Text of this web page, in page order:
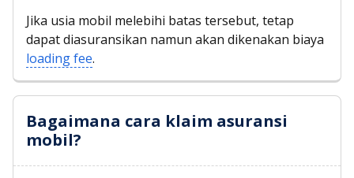
Jika usia mobil melebihi batas tersebut, tetap
dapat diasuransikan namun akan dikenakan biaya
loading fee.
Bagaimana cara klaim asuransi
mobil?